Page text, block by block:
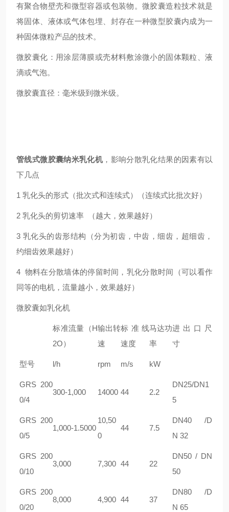
有聚合物壁壳和微型容器或包装物。微胶囊造粒技术就是
将固体、液体或气体包埋、封存在一种微型胶囊内成为一
种固体微粒产品的技术。
微胶囊化：用涂层薄膜或壳材料敷涂微小的固体颗粒、液
滴或气泡。
微胶囊直径：毫米级到微米级。
管线式微胶囊纳米乳化机，影响分散乳化结果的因素有以
下几点
1 乳化头的形式（批次式和连续式）（连续式比批次好）
2 乳化头的剪切速率 （越大，效果越好）
3 乳化头的齿形结构（分为初齿，中齿，细齿，超细齿，
约细齿效果越好）
4 物料在分散墙体的停留时间，乳化分散时间（可以看作
同等的电机，流量越小，效果越好）
微胶囊如乳化机
标准流量（H
2O）
输出转
速
标准线
速度
马达功
率
进出口尺
寸
型号 l/h rpm m/s kW
GRS 200
0/4
300-1,000 14000 44 2.2
DN25/DN1
5
GRS 200
0/5
1,000-1.5000
10,50
0
44 7.5
DN40 /D
N 32
GRS 200
0/10
3,000 7,300 44 22
DN50 / DN
50
GRS 200
0/20
8,000 4,900 44 37
DN80 /D
N 65